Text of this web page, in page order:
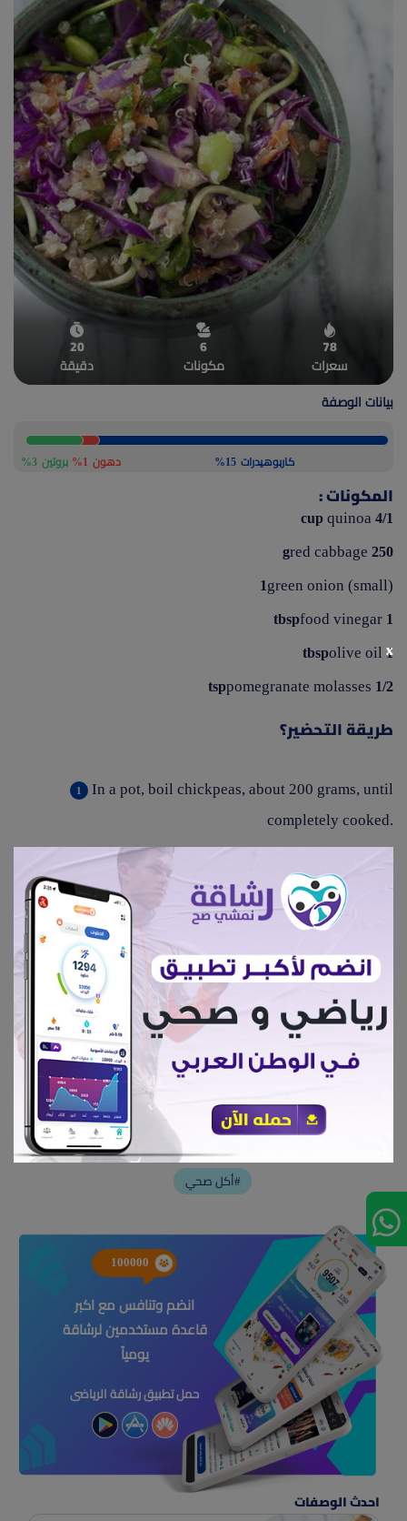
78
سعرات
6
مكونات
20
دقيقة
بيانات الوصفة
كاربوهيدرات 15% دهون 1% بروتين 3%
المكونات :
4/1 cup
quinoa
250 g
red cabbage
1green onion (small)
1 tbsp
food vinegar
1 tbsp
olive oil
1/2 tsp
pomegranate molasses
طريقة التحضير؟
In a pot, boil chickpeas, about 200 grams, until
completely cooked.
Put the seasoning, such as black pepper - the juice of
two lemons - a quarter spoon of paprika - half a spoon of
olive oil and a spoon of healthy tahini.
Mix the mixture well inside the mixer until the
consistency becomes smooth.
Garnish the top with parsley, a little olive oil, and
paprika.
أكل صحي#
100000
انضم وتنافس مع اكبر
قاعدة مستخدمين لرشاقة
يومياً
حمل تطبيق رشاقة الرياضى
احدث الوصفات
x